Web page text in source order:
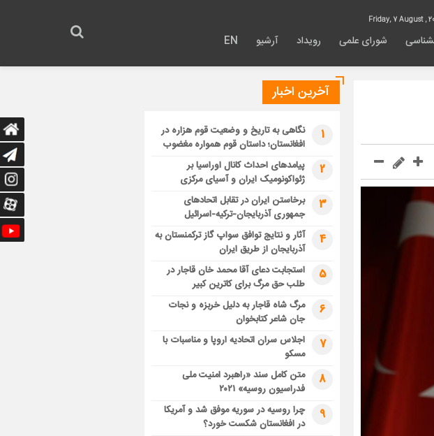
شورای علمی رویداد آرشیو EN
آخرین اخبار
1
نگاهی به تاریخ و وضعیت قوم هزاره در
افغانستان؛ داستان قوم همواره مغضوب
2
پیامدهای احداث کانال اوراسیا بر
ژئواکونومیک ایران و آسیای مرکزی
3
برخاستن ایران در تقابل اتحادهای
جمهوری آذربایجان-ترکیه-اسرائیل
4
آثار و نتایج توافق سواپ گاز ترکمنستان به
آذربایجان از طریق ایران
5
استجابت دعای آقا محمد خان قاجار در
طلب حق مرگ برای کاترین کبیر
6
مرگ شاه قاجار به دلیل خربزه و نجات
جان شاعر کتابخوان
7
اجلاس سران اتحادیه اروپا و مناسبات با
مسکو
8
متن کامل سند «راهبرد امنیت ملی
فدراسیون روسیه» ۲۰۲۱
9
چرا روسیه در سوریه موفق شد و آمریکا
در افغانستان شکست خورد؟